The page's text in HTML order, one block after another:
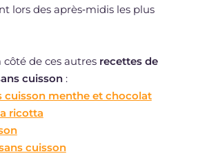
lors des après‑midis les plus
côté de ces autresrecettes de
cuisson:
cuisson menthe et chocolat
ricotta
cuisson